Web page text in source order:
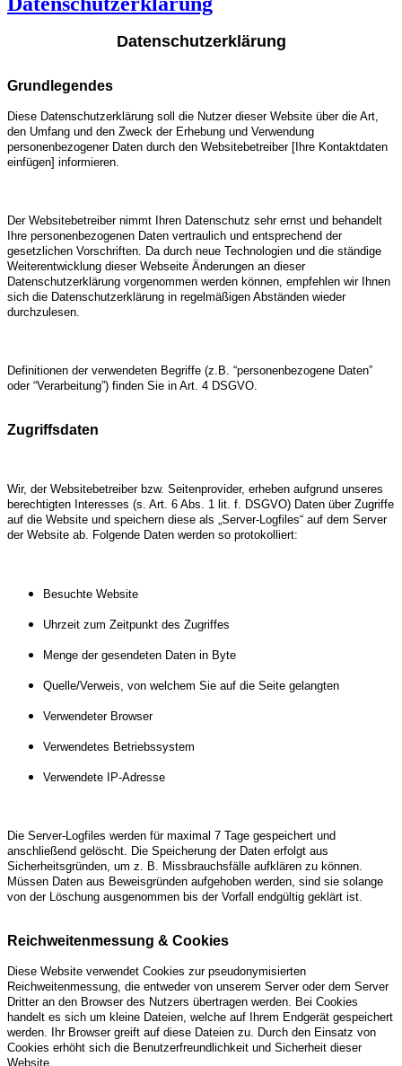
Datenschutzerklärung
Grundlegendes
Diese Datenschutzerklärung soll die Nutzer dieser Website über die Art,
den Umfang und den Zweck der Erhebung und Verwendung
personenbezogener Daten durch den Websitebetreiber [Ihre Kontaktdaten
einfügen] informieren.
Der Websitebetreiber nimmt Ihren Datenschutz sehr ernst und behandelt
Ihre personenbezogenen Daten vertraulich und entsprechend der
gesetzlichen Vorschriften. Da durch neue Technologien und die ständige
Weiterentwicklung dieser Webseite Änderungen an dieser
Datenschutzerklärung vorgenommen werden können, empfehlen wir Ihnen
sich die Datenschutzerklärung in regelmäßigen Abständen wieder
durchzulesen.
Definitionen der verwendeten Begriffe (z.B. “personenbezogene Daten”
oder “Verarbeitung”) finden Sie in Art. 4 DSGVO.
Zugriffsdaten
Wir, der Websitebetreiber bzw. Seitenprovider, erheben aufgrund unseres
berechtigten Interesses (s. Art. 6 Abs. 1 lit. f. DSGVO) Daten über Zugriffe
auf die Website und speichern diese als „Server-Logfiles“ auf dem Server
der Website ab. Folgende Daten werden so protokolliert:
Besuchte Website
Uhrzeit zum Zeitpunkt des Zugriffes
Menge der gesendeten Daten in Byte
Quelle/Verweis, von welchem Sie auf die Seite gelangten
Verwendeter Browser
Verwendetes Betriebssystem
Verwendete IP-Adresse
Die Server-Logfiles werden für maximal 7 Tage gespeichert und
anschließend gelöscht. Die Speicherung der Daten erfolgt aus
Sicherheitsgründen, um z. B. Missbrauchsfälle aufklären zu können.
Müssen Daten aus Beweisgründen aufgehoben werden, sind sie solange
von der Löschung ausgenommen bis der Vorfall endgültig geklärt ist.
Reichweitenmessung & Cookies
Diese Website verwendet Cookies zur pseudonymisierten
Reichweitenmessung, die entweder von unserem Server oder dem Server
Dritter an den Browser des Nutzers übertragen werden. Bei Cookies
handelt es sich um kleine Dateien, welche auf Ihrem Endgerät gespeichert
werden. Ihr Browser greift auf diese Dateien zu. Durch den Einsatz von
Cookies erhöht sich die Benutzerfreundlichkeit und Sicherheit dieser
Website.